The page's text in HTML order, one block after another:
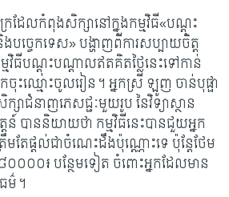
រដែលកំពុងសិក្សានៅក្នុងកម្មវិធី«បណ្តុះ
បច្ចេកទេស» បង្ហាញពីការសប្បាយចិត្ត
វិធីបណ្តុះបណ្តាលឥតគិតថ្លៃនេះទៅកាន់
ចុះឈ្មោះចូលរៀន។ អ្នកស្រី ឡូញ ចាន់បុផ្ផា
ាជំនាញភេសជ្ជៈមួយរូប នៃវិទ្យាស្ថាន
ន៍ បាននិយាយថា កម្មវិធីនេះបានជួយអ្នក
តែផ្តល់ជាចំណេះដឹងប៉ុណ្ណោះទេ ប៉ុន្ដែថែម
០០០០៛ បន្ថែមទៀត ចំពោះអ្នកដែលមាន
ម៌។